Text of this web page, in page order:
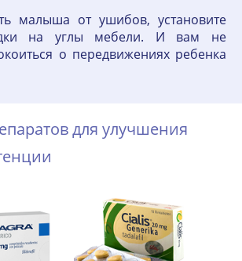
малыша от ушибов, установите
на углы мебели. И вам не
о передвижениях ребенка
для улучшения